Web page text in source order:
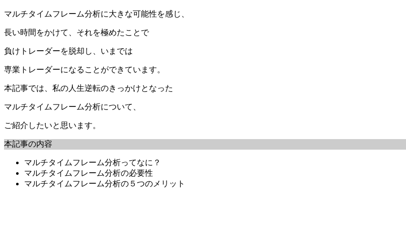
マルチタイムフレーム分析に大きな可能性を感じ、
長い時間をかけて、それを極めたことで
負けトレーダーを脱却し、いまでは
専業トレーダーになることができています。
本記事では、私の人生逆転のきっかけとなった
マルチタイムフレーム分析について、
ご紹介したいと思います。
本記事の内容
マルチタイムフレーム分析ってなに？
マルチタイムフレーム分析の必要性
マルチタイムフレーム分析の５つのメリット